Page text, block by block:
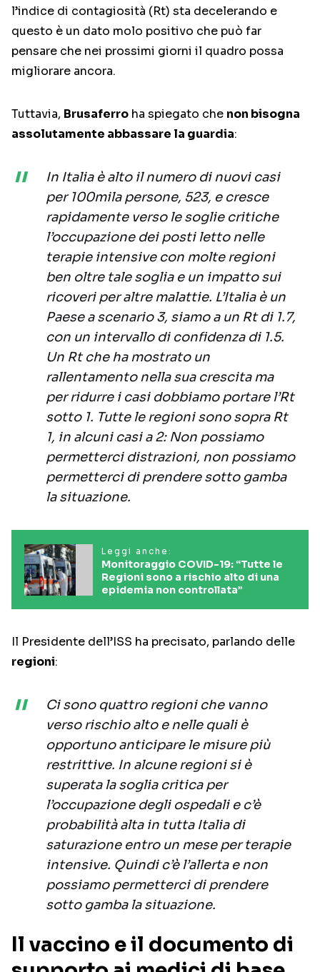
l’indice di contagiosità (Rt) sta decelerando e
questo è un dato molo positivo che può far
pensare che nei prossimi giorni il quadro possa
migliorare ancora.
Tuttavia, Brusaferro ha spiegato che non bisogna
assolutamente abbassare la guardia:
In Italia è alto il numero di nuovi casi
per 100mila persone, 523, e cresce
rapidamente verso le soglie critiche
l’occupazione dei posti letto nelle
terapie intensive con molte regioni
ben oltre tale soglia e un impatto sui
ricoveri per altre malattie. L’Italia è un
Paese a scenario 3, siamo a un Rt di 1.7,
con un intervallo di confidenza di 1.5.
Un Rt che ha mostrato un
rallentamento nella sua crescita ma
per ridurre i casi dobbiamo portare l’Rt
sotto 1. Tutte le regioni sono sopra Rt
1, in alcuni casi a 2: Non possiamo
permetterci distrazioni, non possiamo
permetterci di prendere sotto gamba
la situazione.
Leggi anche:
Monitoraggio COVID-19: “Tutte le
Regioni sono a rischio alto di una
epidemia non controllata”
Il Presidente dell’ISS ha precisato, parlando delle
regioni:
Ci sono quattro regioni che vanno
verso rischio alto e nelle quali è
opportuno anticipare le misure più
restrittive. In alcune regioni si è
superata la soglia critica per
l’occupazione degli ospedali e c’è
probabilità alta in tutta Italia di
saturazione entro un mese per terapie
intensive. Quindi c’è l’allerta e non
possiamo permetterci di prendere
sotto gamba la situazione.
Il vaccino e il documento di